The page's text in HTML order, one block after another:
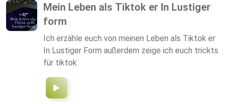
Mein Leben als Tiktok er In Lustiger
form
Ich erzähle euch von meinen Leben als Tiktok er
In Lustiger Form außerdem zeige ich euch trickts
für tiktok